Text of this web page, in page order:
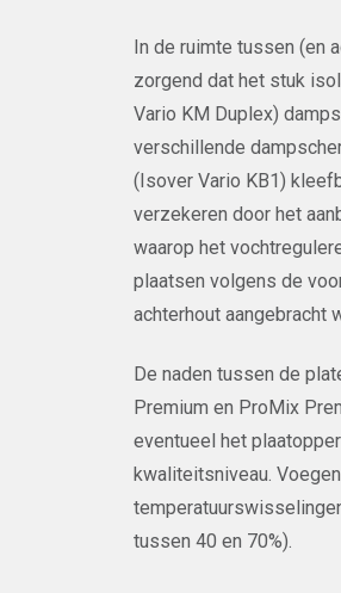
In de ruimte tussen (en
zorgend dat het stuk
Vario KM Duplex)
verschillende
(Isover Vario KB1)
verzekeren door het
waarop het
plaatsen volgens de
achterhout aangebracht
De naden tussen de
Premium en ProMix
eventueel het
kwaliteitsniveau.
tussen 40 en 70%).